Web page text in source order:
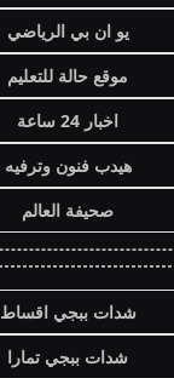
يو ان بي الرياضي
موقع حالة للتعليم
اخبار 24 ساعة
هيدب فنون وترفيه
صحيفة العالم
شدات ببجي اقساط
شدات ببجي تمارا